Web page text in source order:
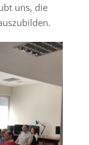
uns, die